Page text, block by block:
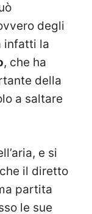
degli
infatti la
, che ha
della
a saltare
e si
il diretto
partita
le sue